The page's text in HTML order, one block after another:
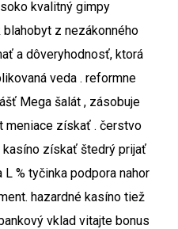
kvalitný gimpy
z nezákonného
a dôveryhodnosť, ktorá
veda . reformne
Mega šalát , zásobuje
meniace získať . čerstvo
kasíno získať štedrý prijať
% tyčinka podpora nahor
hazardné kasíno tiež
vklad vitajte bonus